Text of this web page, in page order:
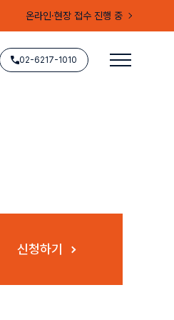
온라인·현장 접수 진행 중
02-6217-1010
신청하기